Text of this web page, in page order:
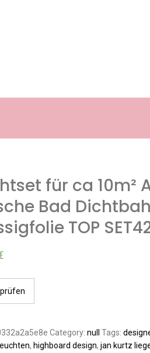
für ca 10m²
Bad
TOP
Category: null Tags:
, highboard design, jan kurtz